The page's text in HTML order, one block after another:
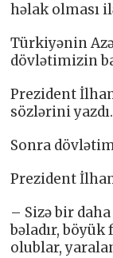
həlak olması
Türkiyənin
dövlətimizin
Prezident
sözlərini yazdı.
Sonra
Prezident
– Sizə bir
bəladır,
olublar,